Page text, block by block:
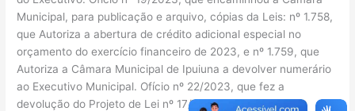
Municipal, para publicação e arquivo, cópias da Leis: nº 1.758,
que Autoriza a abertura de crédito adicional especial no
orçamento do exercício financeiro de 2023, e nº 1.759, que
Autoriza a Câmara Municipal de Ipuiuna a devolver numerário
ao Executivo Municipal. Ofício nº 22/2023, que fez a
devolução do Projeto de Lei nº 17/2023, com as devidas